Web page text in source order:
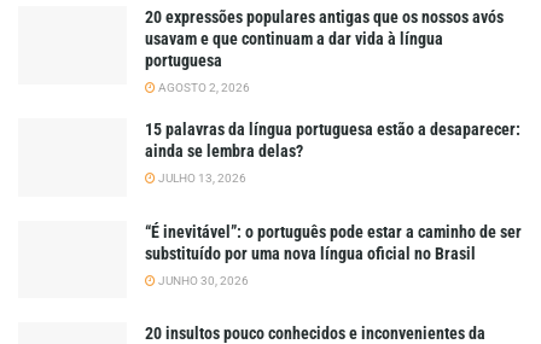
20 expressões populares antigas que os nossos avós
usavam e que continuam a dar vida à língua
portuguesa
AGOSTO 2, 2026
15 palavras da língua portuguesa estão a desaparecer:
ainda se lembra delas?
JULHO 13, 2026
“É inevitável”: o português pode estar a caminho de ser
substituído por uma nova língua oficial no Brasil
JUNHO 30, 2026
20 insultos pouco conhecidos e inconvenientes da